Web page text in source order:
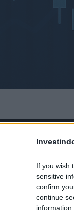
If you wish
sensitive
confirm
continue
information
1/4